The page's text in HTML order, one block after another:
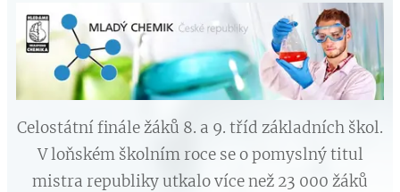
Celostátní finále žáků 8. a 9. tříd základních škol.
V loňském školním roce se o pomyslný titul
mistra republiky utkalo více než 23 000 žáků